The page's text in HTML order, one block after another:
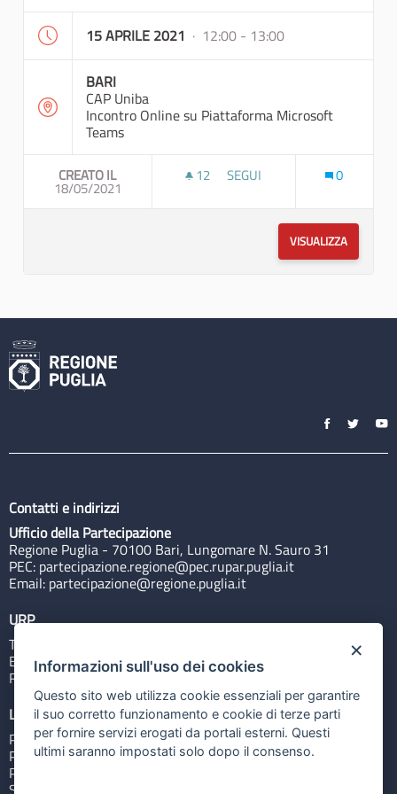
15 APRILE 2021 · 12:00 - 13:00
BARI
CAP Uniba
Incontro Online su Piattaforma Microsoft
Teams
CREATO IL
18/05/2021
12 12 SOSTENITORI
SEGUI 0
VISUALIZZA
Contatti e indirizzi
Ufficio della Partecipazione
Regione Puglia - 70100 Bari, Lungomare N. Sauro 31
PEC: partecipazione.regione@pec.rupar.puglia.it
Email: partecipazione@regione.puglia.it
URP
Tel: 800713939
Email:quiregione@regione.puglia.it
Rubrica
Link utili
Portale Istituzionale
PO FESR Puglia 2014-2020
PSR Puglia 2014-2020
Sistema Puglia
×
Informazioni sull'uso dei cookies
Questo sito web utilizza cookie essenziali per garantire
il suo corretto funzionamento e cookie di terze parti
per fornire servizi erogati da portali esterni. Questi
ultimi saranno impostati solo dopo il consenso.